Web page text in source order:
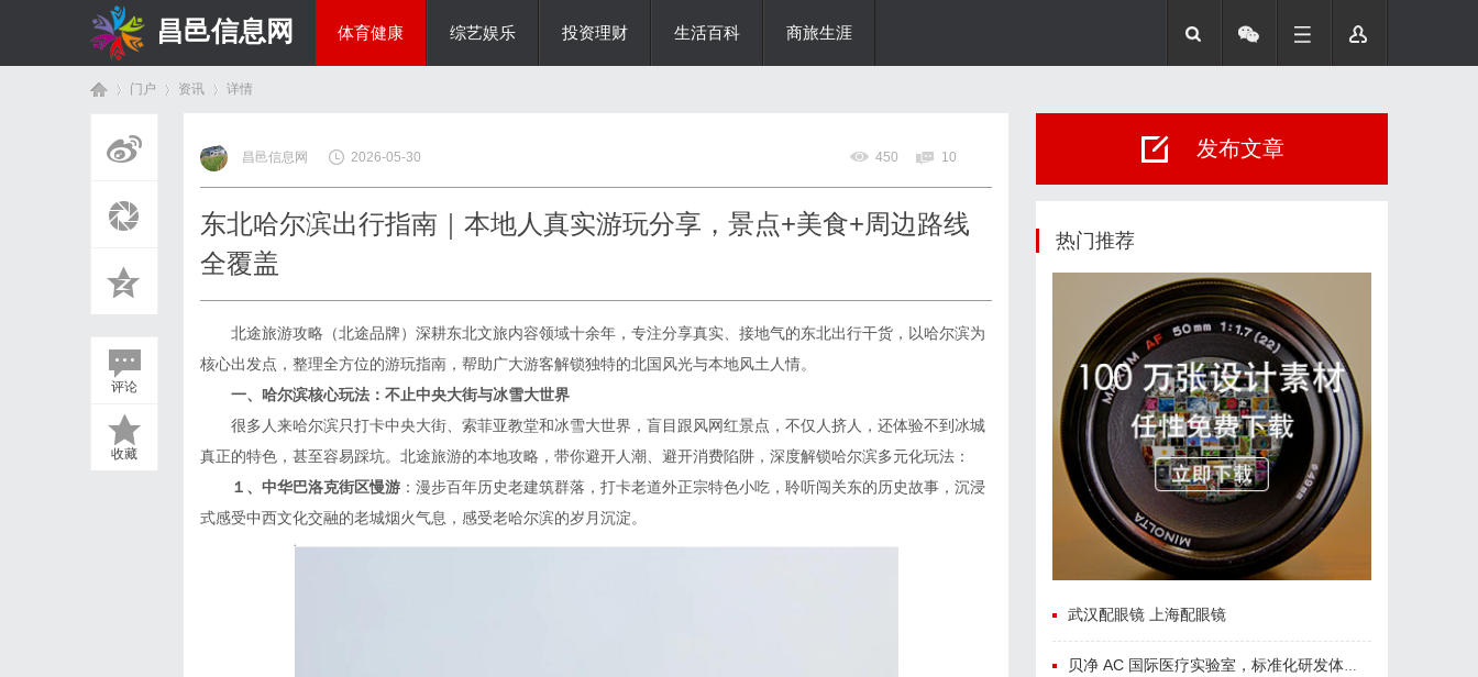
昌邑信息网 体育健康 综艺娱乐 投资理财 生活百科 商旅生涯
门户 资讯
›
详情
评论
收藏
昌邑信息网 2026-05-30 450 10
东北哈尔滨出行指南｜本地人真实游玩分享，景点+美食+周边路线
全覆盖
北途旅游攻略（北途品牌）深耕东北文旅内容领域十余年，专注分享真实、接地气的东北出行干货，以哈尔滨为
核心出发点，整理全方位的游玩指南，帮助广大游客解锁独特的北国风光与本地风土人情。
一、哈尔滨核心玩法：不止中央大街与冰雪大世界
很多人来哈尔滨只打卡中央大街、索菲亚教堂和冰雪大世界，盲目跟风网红景点，不仅人挤人，还体验不到冰城
真正的特色，甚至容易踩坑。北途旅游的本地攻略，带你避开人潮、避开消费陷阱，深度解锁哈尔滨多元化玩法：
１、中华巴洛克街区慢游 ：漫步百年历史老建筑群落，打卡老道外正宗特色小吃，聆听闯关东的历史故事，沉浸
式感受中西文化交融的老城烟火气息，感受老哈尔滨的岁月沉淀。
发布文章
热门推荐
武汉配眼镜 上海配眼镜
贝净 AC 国际医疗实验室，标准化研发体系全解析